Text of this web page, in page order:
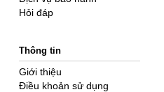
Hỏi đáp
Thông tin
Giới thiệu
Điều khoản sử dụng